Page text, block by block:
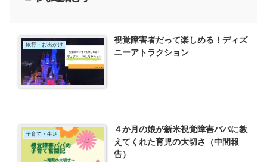
旅行・お出かけ
視覚障害者だって楽しめる！ディズ
ニーアトラクション
子育て・生活
４か月の娘が新米視覚障害パパに教
えてくれた育児の大切さ（中間報
告）